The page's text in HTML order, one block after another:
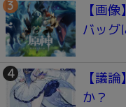
【画
バッグ
【議
か？